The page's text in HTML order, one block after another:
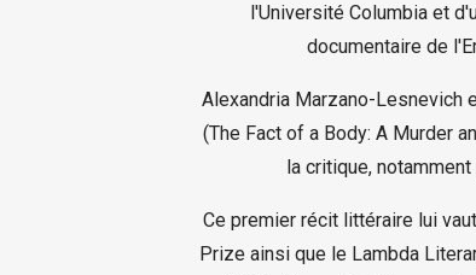
l'Université Columbia et
documentaire de
Alexandria Marzano-Lesnevich
(The Fact of a Body: A Murder
la critique, notamment
Ce premier récit littéraire lui
Prize ainsi que le Lambda